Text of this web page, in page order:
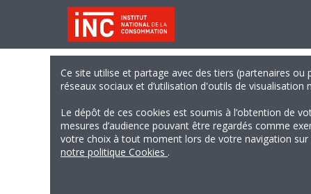
Ce site utilise et partage avec des tiers (partenaires
réseaux sociaux et d’utilisation d'outils de visualisation
Le dépôt de ces cookies est soumis à l’obtention de
mesures d’audience pouvant être regardés comme
votre choix à tout moment lors de votre navigation sur
notre politique Cookies .